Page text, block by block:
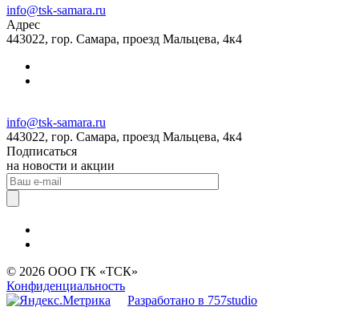
info@tsk-samara.ru
Адрес
443022, гор. Самара, проезд Мальцева, 4к4
info@tsk-samara.ru
443022, гор. Самара, проезд Мальцева, 4к4
Подписаться
на новости и акции
© 2026 ООО ГК «ТСК»
Конфиденциальность
Разработано в 757studio